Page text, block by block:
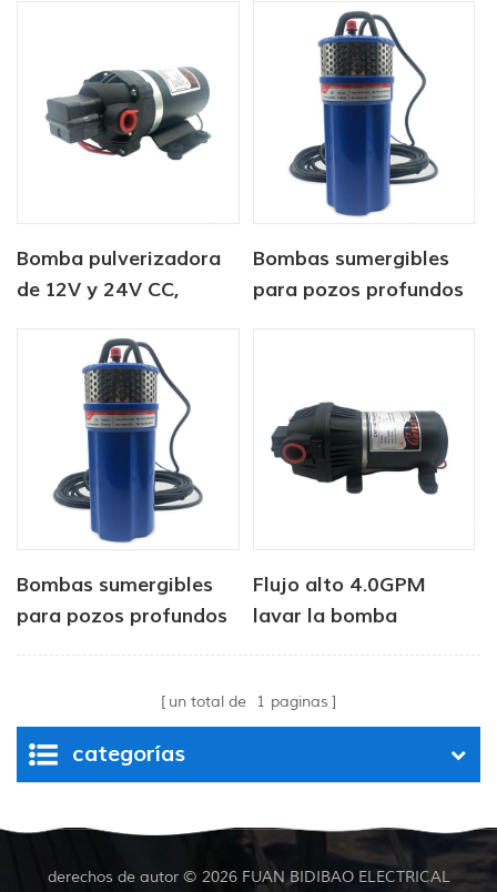
Bomba pulverizadora
de 12V y 24V CC,
diafragma con
alimentación CC
Bombas sumergibles
para pozos profundos
Bombas sumergibles
para pozos profundos
Flujo alto 4.0GPM
lavar la bomba
un total de 1 paginas
categorías
derechos de autor © 2026 FUAN BIDIBAO ELECTRICAL